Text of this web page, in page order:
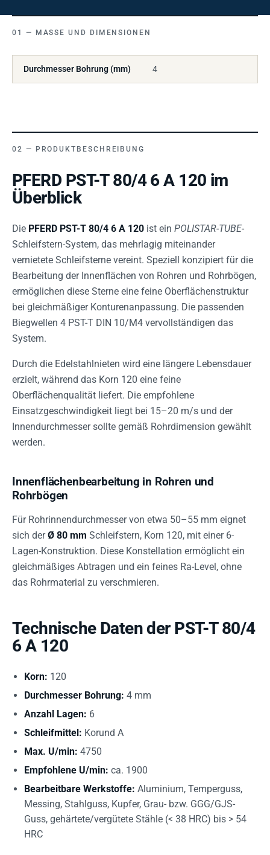
MASSE UND DIMENSIONEN
Durchmesser Bohrung (mm) 4
PRODUKTBESCHREIBUNG
PFERD PST-T 80/4 6 A 120 im
Überblick
Die PFERD PST-T 80/4 6 A 120 ist ein POLISTAR-TUBE-
Schleifstern-System, das mehrlagig miteinander
vernietete Schleifsterne vereint. Speziell konzipiert für die
Bearbeitung der Innenflächen von Rohren und Rohrbögen,
ermöglichen diese Sterne eine feine Oberflächenstruktur
bei gleichmäßiger Konturenanpassung. Die passenden
Biegwellen 4 PST-T DIN 10/M4 vervollständigen das
System.
Durch die Edelstahlnieten wird eine längere Lebensdauer
erzielt, während das Korn 120 eine feine
Oberflächenqualität liefert. Die empfohlene
Einsatzgeschwindigkeit liegt bei 15–20 m/s und der
Innendurchmesser sollte gemäß Rohrdimension gewählt
werden.
Innenflächenbearbeitung in Rohren und
Rohrbögen
Für Rohrinnendurchmesser von etwa 50–55 mm eignet
sich derØ 80 mm Schleifstern, Korn 120, mit einer 6-
Lagen-Konstruktion. Diese Konstellation ermöglicht ein
gleichmäßiges Abtragen und ein feines Ra-Level, ohne
das Rohrmaterial zu verschmieren.
Technische Daten der PST-T 80/4
6 A 120
Korn: 120
Durchmesser Bohrung: 4 mm
Anzahl Lagen: 6
Schleifmittel: Korund A
Max. U/min: 4750
Empfohlene U/min: ca. 1900
Bearbeitbare Werkstoffe: Aluminium, Temperguss,
Messing, Stahlguss, Kupfer, Grau- bzw. GGG/GJS-
Guss, gehärtete/vergütete Stähle (< 38 HRC) bis > 54
HRC